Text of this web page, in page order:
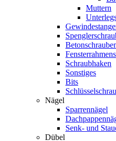
Muttern
Schraubhaken
Sonstiges
Bits
Nägel
Sparrennägel
Senk- und
Dübel